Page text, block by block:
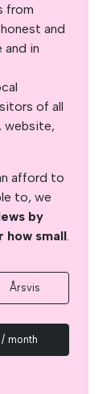
from
and
and in
of all
website,
afford to
to, we
by
how small.
Årsvis
month